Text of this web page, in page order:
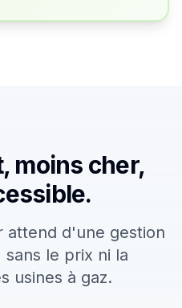
moins cher,
attend d'une gestion
le prix ni la
usines à gaz.